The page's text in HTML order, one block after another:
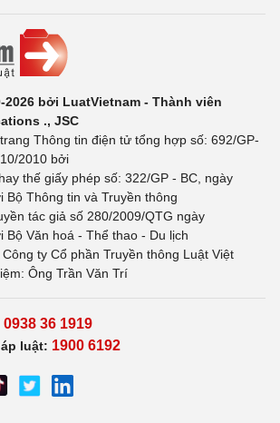
2026 bởi LuatVietnam - Thành viên
., JSC
Thông tin điện tử tổng hợp số: 692/GP-
2010 bởi
thế giấy phép số: 322/GP - BC, ngày
Bộ Thông tin và Truyền thông
tác giả số 280/2009/QTG ngày
Bộ Văn hoá - Thể thao - Du lịch
ty Cổ phần Truyền thông Luật Việt
Ông Trần Văn Trí
0938 36 1919
luật: 1900 6192